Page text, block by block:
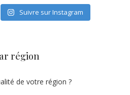
Suivre sur Instagram
région
de votre région ?